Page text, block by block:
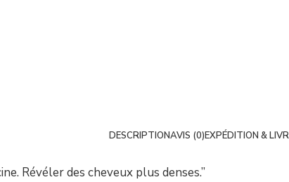
DESCRIPTIONAVIS (0)EXPÉDITION &
Révéler des cheveux plus denses.”